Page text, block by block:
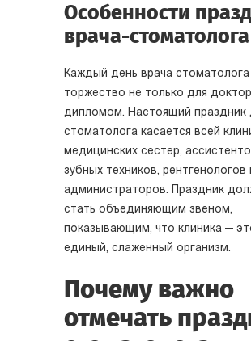
Особенности
врача-стоматолога
Каждый день врача
торжество не только для
дипломом. Настоящий праздник
стоматолога касается всей
медицинских сестер,
зубных техников, рентгенологов
администраторов. Праздник
стать объединяющим звеном,
показывающим, что клиника —
единый, слаженный организм.
Почему важно
отмечать